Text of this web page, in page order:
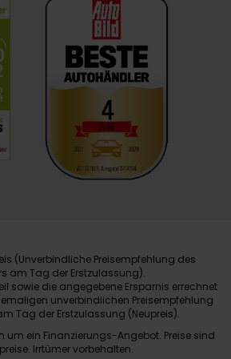
(Unverbindliche Preisempfehlung des
am Tag der Erstzulassung).
sowie die angegebene Ersparnis errechnet
unverbindlichen Preisempfehlung
Tag der Erstzulassung (Neupreis).
um ein Finanzierungs-Angebot. Preise sind
Irrtümer vorbehalten.